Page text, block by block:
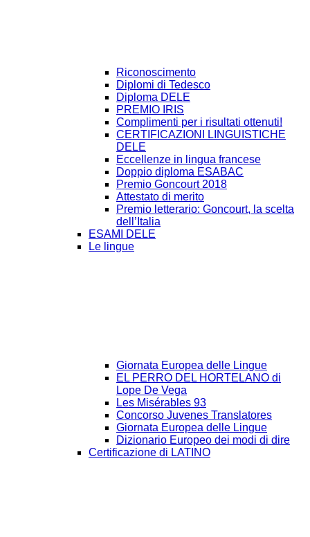
Riconoscimento
Diplomi di Tedesco
Diploma DELE
PREMIO IRIS
Complimenti per i risultati ottenuti!
CERTIFICAZIONI LINGUISTICHE
DELE
Eccellenze in lingua francese
Doppio diploma ESABAC
Premio Goncourt 2018
Attestato di merito
Premio letterario: Goncourt, la scelta
dell’Italia
ESAMI DELE
Le lingue
Giornata Europea delle Lingue
EL PERRO DEL HORTELANO di
Lope De Vega
Les Misérables 93
Concorso Juvenes Translatores
Giornata Europea delle Lingue
Dizionario Europeo dei modi di dire
Certificazione di LATINO